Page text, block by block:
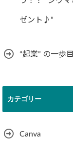
ゼント♪”
“起業” の一歩
カテゴリー
Canva